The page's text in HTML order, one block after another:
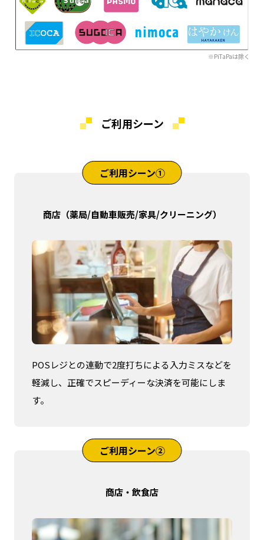
※PiTaPaは除く
ご利用シーン
ご利用シーン①
商店（薬局/自動車販売/家具/クリーニング）
POSレジとの連動で2度打ちによる入力ミスなどを
軽減し、正確でスピーディーな決済を可能にしま
す。
ご利用シーン②
商店・飲食店